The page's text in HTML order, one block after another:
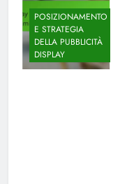
POSIZIONAMENTO
E STRATEGIA
DELLA PUBBLICITÀ
DISPLAY